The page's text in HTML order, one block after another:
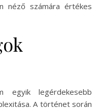
néző számára értékes
egyik legérdekesebb
A történet során